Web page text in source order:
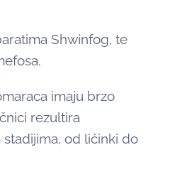
Shwinfog, te
imaju brzo
rezultira
od ličinki do